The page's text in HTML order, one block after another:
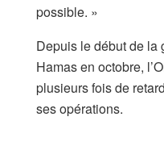
possible. »
Depuis le début de la
Hamas en octobre,
plusieurs fois de
ses opérations.